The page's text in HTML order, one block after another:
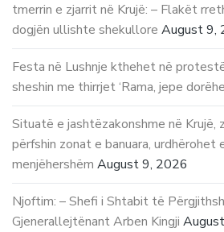
tmerrin e zjarrit në Krujë: – Flakët
dogjën ullishte shekullore August 9,
Festa në Lushnje kthehet në
sheshin me thirrjet ‘Rama, jepe
Situatë e jashtëzakonshme në
përfshin zonat e banuara, urdhërohet
menjëhershëm August 9, 2026
Njoftim: – Shefi i Shtabit të
Gjenerallejtënant Arben Kingji